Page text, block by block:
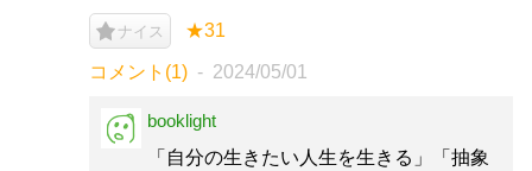
ナイス ★31
コメント(1) 2024/05/01
booklight
「自分の生きたい人生を生きる」「抽象